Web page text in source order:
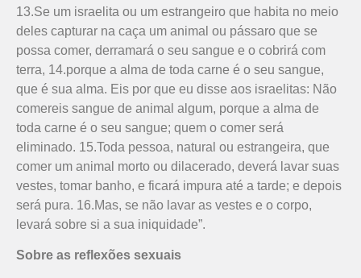
13.Se um israelita ou um estrangeiro que habita no meio
deles capturar na caça um animal ou pássaro que se
possa comer, derramará o seu sangue e o cobrirá com
terra, 14.porque a alma de toda carne é o seu sangue,
que é sua alma. Eis por que eu disse aos israelitas: Não
comereis sangue de animal algum, porque a alma de
toda carne é o seu sangue; quem o comer será
eliminado. 15.Toda pessoa, natural ou estrangeira, que
comer um animal morto ou dilacerado, deverá lavar suas
vestes, tomar banho, e ficará impura até a tarde; e depois
será pura. 16.Mas, se não lavar as vestes e o corpo,
levará sobre si a sua iniquidade”.
Sobre as reflexões sexuais